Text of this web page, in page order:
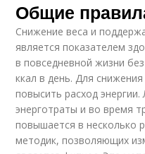
Общие
Снижение веса и
является показателем
в повседневной жизни
ккал в день. Для
повысить расход
энерготраты и во время
повышается в несколько
методик, позволяющих